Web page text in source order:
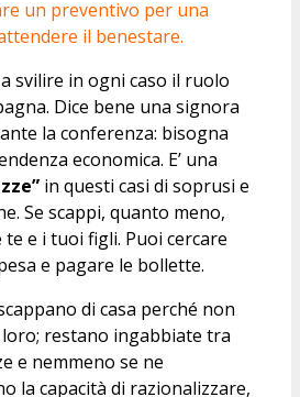
un preventivo per una
il benestare.
svilire in ogni caso il ruolo
Dice bene una signora
la conferenza: bisogna
economica. E’ una
in questi casi di soprusi e
Se scappi, quanto meno,
e i tuoi figli. Puoi cercare
e pagare le bollette.
di casa perché non
restano ingabbiate tra
e nemmeno se ne
la capacità di razionalizzare,